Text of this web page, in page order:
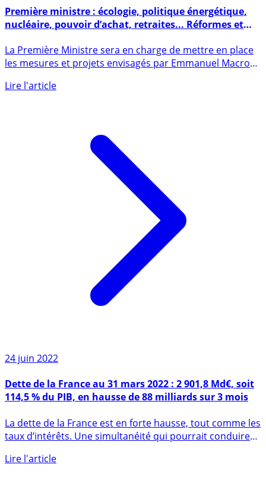
18 mai 2022
nucléaire, pouvoir d’achat, retraites... Réformes et
projets près de 1000 pour Borne
les mesures et projets envisagés par Emmanuel Macron.
24 juin 2022
114,5 % du PIB, en hausse de 88 milliards sur 3 mois
La dette de la France est en forte hausse, tout comme les
taux d’intérêts. Une simultanéité qui pourrait conduire